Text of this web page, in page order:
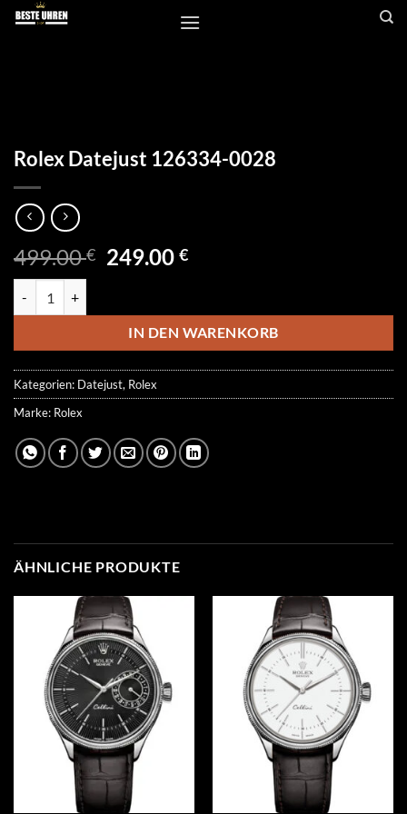
Zum
Rolex Datejust 126334-0028
499.00€ Ursprünglicher
499.00 €
249.00€Aktueller
249.00 €.
IN DEN WARENKORB
Kategorien: Datejust, Rolex
Marke: Rolex
ÄHNLICHE PRODUKTE